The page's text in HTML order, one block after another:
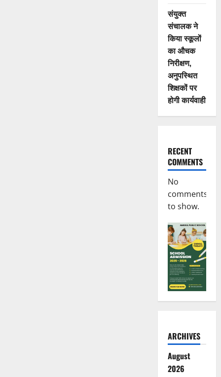
संयुक्त
संचालक ने
किया स्कूलों
का औचक
निरीक्षण,
अनुपस्थित
शिक्षकों पर
होगी कार्यवाही
RECENT
COMMENTS
No
comments
to show.
ARCHIVES
August
2026